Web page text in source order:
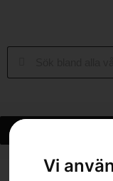
Vi
»Webbutik»